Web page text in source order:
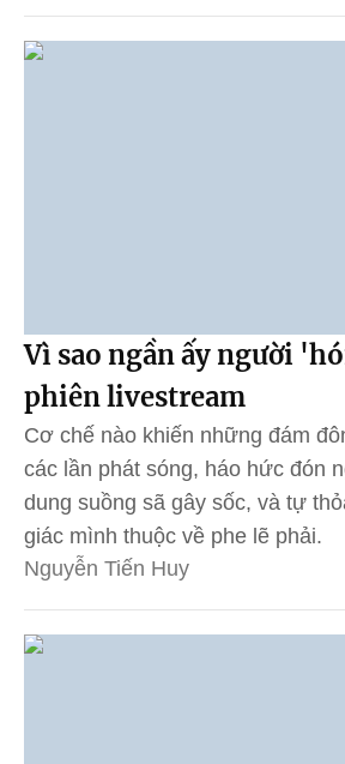
Vì sao ngần ấy người
phiên livestream
Cơ chế nào khiến những đám
các lần phát sóng, háo hức đón
dung suồng sã gây sốc, và tự
giác mình thuộc về phe lẽ phải.
Nguyễn Tiến Huy